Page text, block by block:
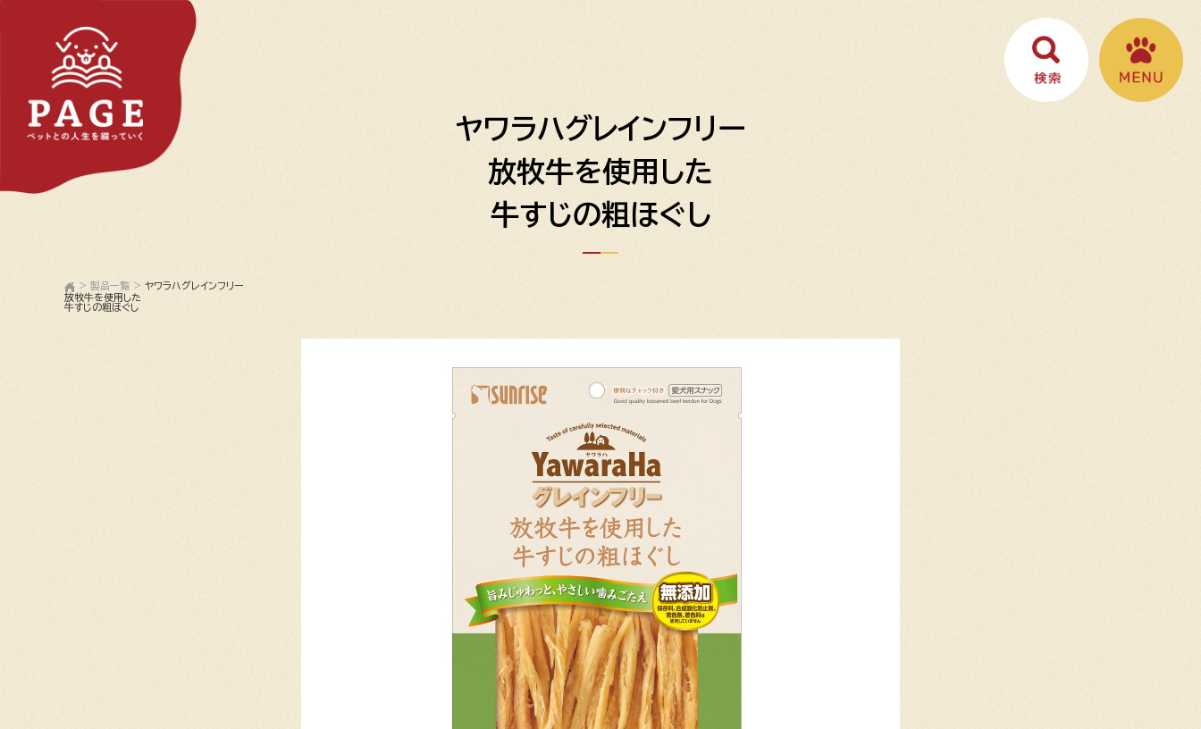
ヤワラハグレインフリー
放牧牛を使用した
牛すじの粗ほぐし
> 製品一覧 > ヤワラハグレインフリー
放牧牛を使用した
牛すじの粗ほぐし